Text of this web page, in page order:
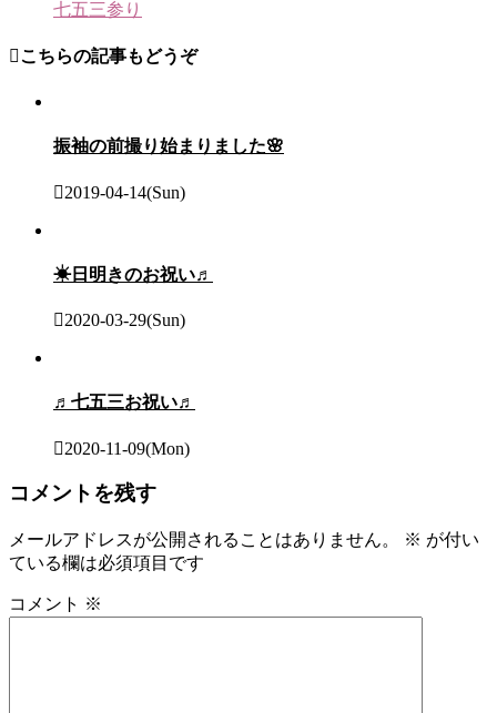
七五三参り
こちらの記事もどうぞ
振袖の前撮り始まりました🌸
2019-04-14(Sun)
☀日明きのお祝い♬
2020-03-29(Sun)
♬七五三お祝い♬
2020-11-09(Mon)
コメントを残す
メールアドレスが公開されることはありません。 ※ が付い
ている欄は必須項目です
コメント ※